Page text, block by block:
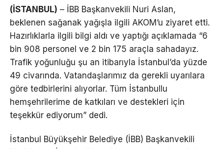
(İSTANBUL) – İBB Başkanvekili Nuri Aslan,
beklenen sağanak yağışla ilgili AKOM’u ziyaret etti.
Hazırlıklarla ilgili bilgi aldı ve yaptığı açıklamada “6
bin 908 personel ve 2 bin 175 araçla sahadayız.
Trafik yoğunluğu şu an itibarıyla İstanbul’da yüzde
49 civarında. Vatandaşlarımız da gerekli uyarılara
göre tedbirlerini alıyorlar. Tüm İstanbullu
hemşehrilerime de katkıları ve destekleri için
teşekkür ediyorum” dedi.
İstanbul Büyükşehir Belediye (İBB) Başkanvekili